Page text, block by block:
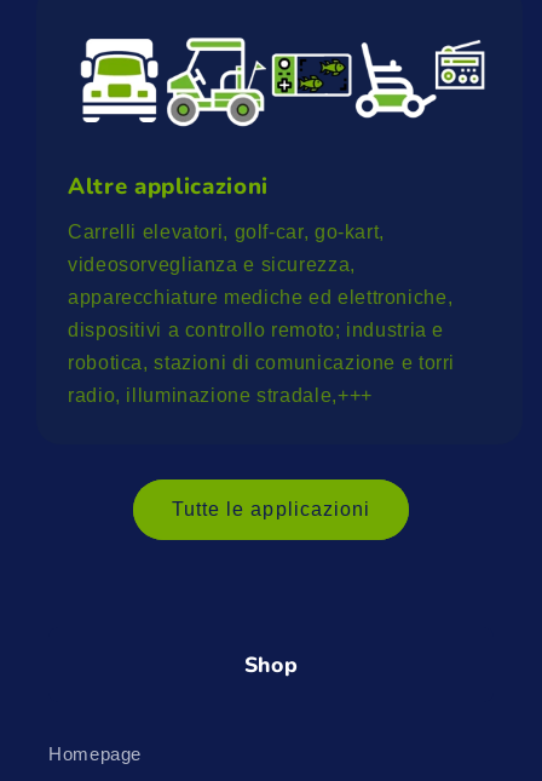
Altre applicazioni
Carrelli elevatori, golf-car, go-kart,
videosorveglianza e sicurezza,
apparecchiature mediche ed elettroniche,
dispositivi a controllo remoto; industria e
robotica, stazioni di comunicazione e torri
radio, illuminazione stradale,+++
Tutte le applicazioni
Shop
Homepage